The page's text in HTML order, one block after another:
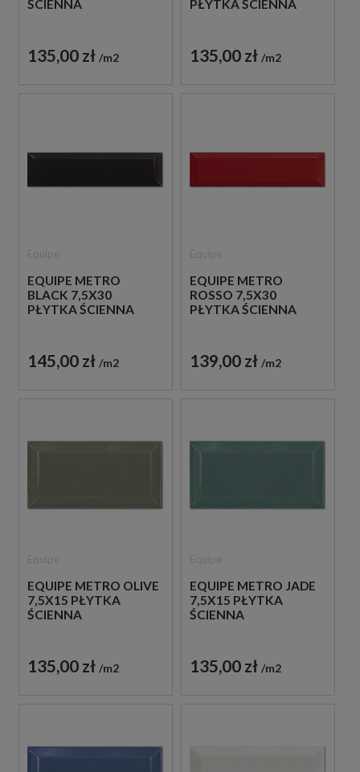
ŚCIENNA
135,00 zł m2
PŁYTKA ŚCIENNA
135,00 zł m2
EQUIPE METRO
BLACK 7,5X30
PŁYTKA ŚCIENNA
145,00 zł m2
EQUIPE METRO
ROSSO 7,5X30
PŁYTKA ŚCIENNA
139,00 zł m2
EQUIPE METRO OLIVE
7,5X15 PŁYTKA
ŚCIENNA
135,00 zł m2
EQUIPE METRO JADE
7,5X15 PŁYTKA
ŚCIENNA
135,00 zł m2